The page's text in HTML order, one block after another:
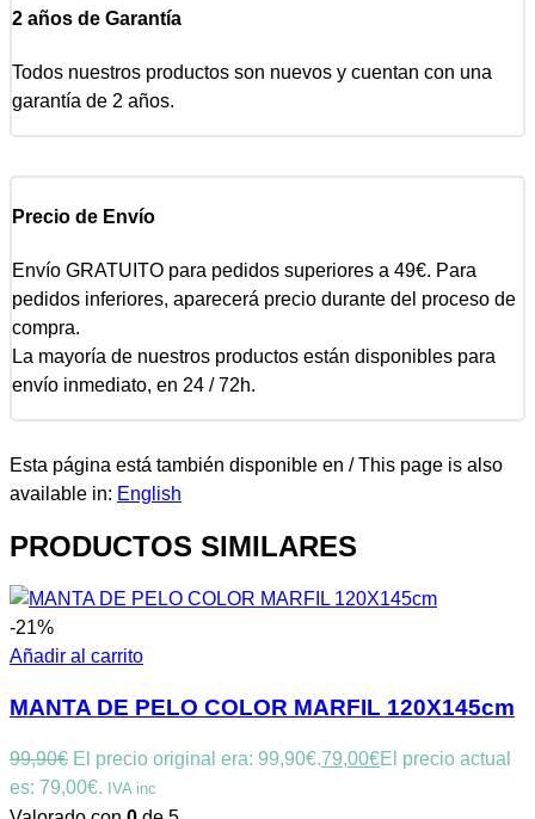
2 años de Garantía
Todos nuestros productos son nuevos y cuentan con una
garantía de 2 años.
Precio de Envío
Envío GRATUITO para pedidos superiores a 49€. Para
pedidos inferiores, aparecerá precio durante del proceso de
compra.
La mayoría de nuestros productos están disponibles para
envío inmediato, en 24 / 72h.
Esta página está también disponible en / This page is also
available in: English
PRODUCTOS SIMILARES
-21%
Añadir al carrito
MANTA DE PELO COLOR MARFIL 120X145cm
99,90€ El precio original era: 99,90€.79,00€El precio actual
es: 79,00€. IVA inc